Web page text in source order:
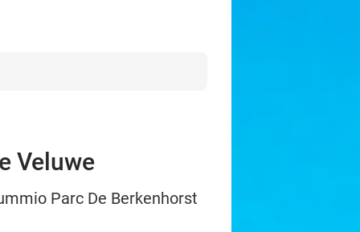
Veluwe
Parc De Berkenhorst